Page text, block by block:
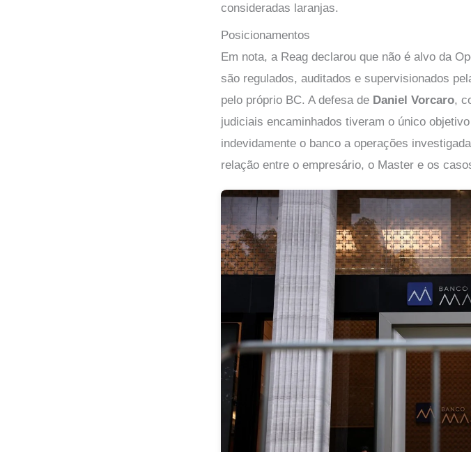
consideradas laranjas.
Posicionamentos
Em nota, a Reag declarou que não é alvo da
são regulados, auditados e supervisionados
pelo próprio BC. A defesa de Daniel Vorcaro,
judiciais encaminhados tiveram o único
indevidamente o banco a operações
relação entre o empresário, o Master e os